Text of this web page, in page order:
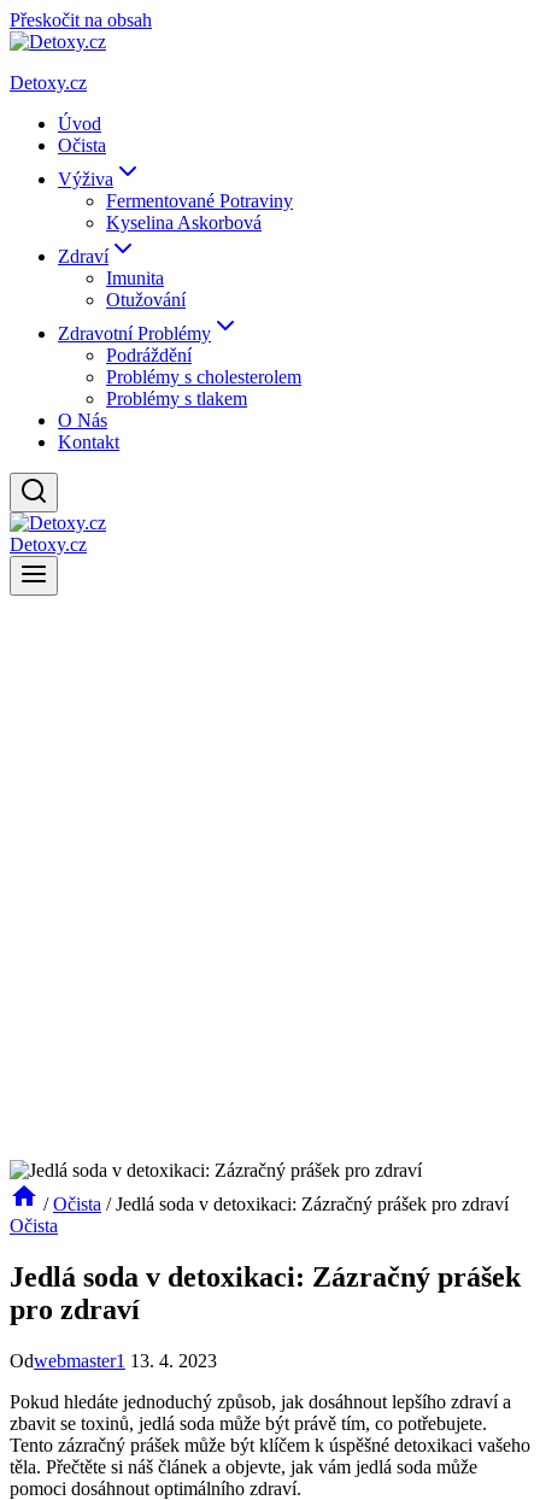
Přeskočit na obsah
Detoxy.cz
Úvod
Očista
Výživa
Fermentované Potraviny
Kyselina Askorbová
Zdraví
Imunita
Otužování
Zdravotní Problémy
Podráždění
Problémy s cholesterolem
Problémy s tlakem
O Nás
Kontakt
Detoxy.cz
/ Očista / Jedlá soda v detoxikaci: Zázračný prášek pro zdraví
Očista
Jedlá soda v detoxikaci: Zázračný prášek
pro zdraví
Odwebmaster1 13. 4. 2023
Pokud hledáte jednoduchý způsob, jak dosáhnout lepšího zdraví a
zbavit se toxinů, jedlá soda může být právě tím, co potřebujete.
Tento zázračný prášek může být klíčem k úspěšné detoxikaci vašeho
těla. Přečtěte si náš článek a objevte, jak vám jedlá soda může
pomoci dosáhnout optimálního zdraví.